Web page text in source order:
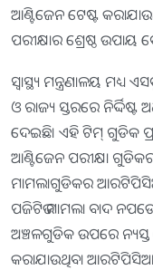
ଆଣ୍ଟିଜେନ ଟେଷ୍ଟ
ପରୀକ୍ଷାର ଶ୍ରେଷ୍ଠ
ସ୍ୱାସ୍ଥ୍ୟ ମନ୍ତ୍ରଣାଳୟ ମଧ୍ୟ
ଓ ରାଜ୍ୟ ସ୍ତରରେ
ଦେଇଛି। ଏହି ଟିମ୍‌ ଗୁଡିକ
ଆଣ୍ଟିଜେନ ପରୀକ୍ଷା
ମାମଲାଗୁଡିକର
ପଜିଟିଭ ମାମଲା ବାଦ
ଅଞ୍ଚଳଗୁଡିକ ଉପରେ ନ୍ୟସ୍ତ
କରାଯାଉଥିବା